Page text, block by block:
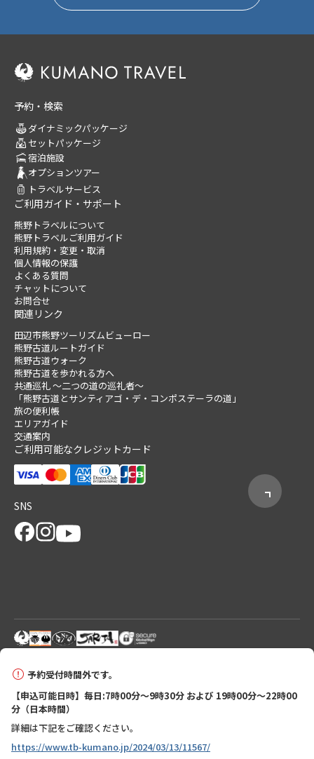
予約受付時間外です。
【申込可能日時】毎日:7時00分～9時30分 および 19時00分～22時00
分（日本時間）
詳細は下記をご確認ください。
https://www.tb-kumano.jp/2024/03/13/11567/
予約・検索
ダイナミックパッケージ
セットパッケージ
宿泊施設
オプションツアー
トラベルサービス
ご利用ガイド・サポート
熊野トラベルについて
熊野トラベルご利用ガイド
利用規約・変更・取消
個人情報の保護
よくある質問
チャットについて
お問合せ
関連リンク
田辺市熊野ツーリズムビューロー
熊野古道ルートガイド
熊野古道ウォーク
熊野古道を歩かれる方へ
共通巡礼 ～二つの道の巡礼者～
「熊野古道とサンティアゴ・デ・コンポステーラの道」
旅の便利帳
エリアガイド
交通案内
ご利用可能なクレジットカード
SNS